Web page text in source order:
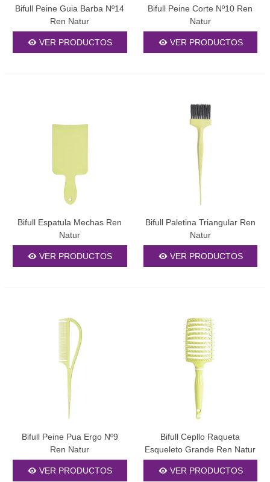
Bifull Peine Guia Barba Nº14
Ren Natur
VER PRODUCTOS
Bifull Peine Corte Nº10 Ren
Natur
VER PRODUCTOS
Bifull Espatula Mechas Ren
Natur
VER PRODUCTOS
Bifull Paletina Triangular Ren
Natur
VER PRODUCTOS
Bifull Peine Pua Ergo Nº9
Ren Natur
VER PRODUCTOS
Bifull Cepllo Raqueta
Esqueleto Grande Ren Natur
VER PRODUCTOS